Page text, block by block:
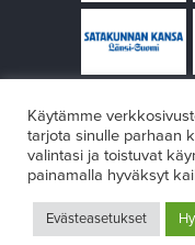
Design:VÄRIKÄS
Käytämme
tarjota sinulle parhaan
valintasi ja toistuvat
painamalla hyväksyt
Evästeasetukset